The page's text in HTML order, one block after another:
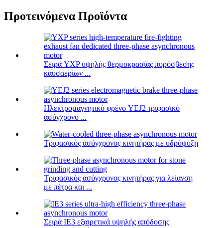
Προτεινόμενα Προϊόντα
Σειρά YXP υψηλής θερμοκρασίας πυρόσβεσης
καυσαερίων ...
Ηλεκτρομαγνητικό φρένο YEJ2 τριφασικό
ασύγχρονο ...
Τριφασικός ασύγχρονος κινητήρας με υδρόψυξη
Τριφασικός ασύγχρονος κινητήρας για λείανση
με πέτρα και ...
Σειρά IE3 εξαιρετικά υψηλής απόδοσης